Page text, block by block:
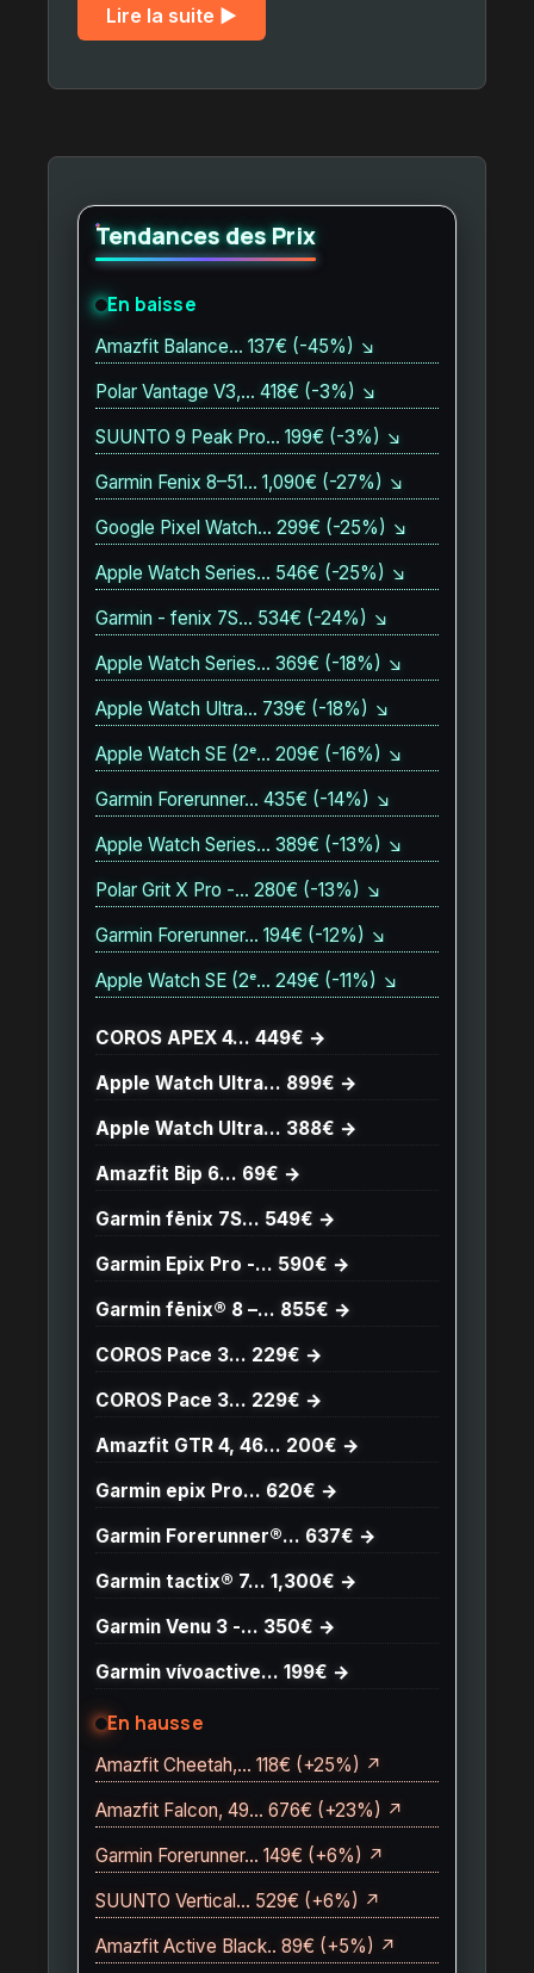
Lire la suite ▶︎
Tendances des Prix
En baisse
Amazfit Balance… 137€ (-45%) ↘
Polar Vantage V3,… 418€ (-3%) ↘
SUUNTO 9 Peak Pro… 199€ (-3%) ↘
Garmin Fenix 8–51… 1,090€ (-27%) ↘
Google Pixel Watch… 299€ (-25%) ↘
Apple Watch Series… 546€ (-25%) ↘
Garmin - fenix 7S… 534€ (-24%) ↘
Apple Watch Series… 369€ (-18%) ↘
Apple Watch Ultra… 739€ (-18%) ↘
Apple Watch SE (2ᵉ… 209€ (-16%) ↘
Garmin Forerunner… 435€ (-14%) ↘
Apple Watch Series… 389€ (-13%) ↘
Polar Grit X Pro -… 280€ (-13%) ↘
Garmin Forerunner… 194€ (-12%) ↘
Apple Watch SE (2ᵉ… 249€ (-11%) ↘
COROS APEX 4… 449€ →
Apple Watch Ultra… 899€ →
Apple Watch Ultra… 388€ →
Amazfit Bip 6… 69€ →
Garmin fēnix 7S… 549€ →
Garmin Epix Pro -… 590€ →
Garmin fēnix® 8 –… 855€ →
COROS Pace 3… 229€ →
COROS Pace 3… 229€ →
Amazfit GTR 4, 46… 200€ →
Garmin epix Pro… 620€ →
Garmin Forerunner®… 637€ →
Garmin tactix® 7… 1,300€ →
Garmin Venu 3 -… 350€ →
Garmin vívoactive… 199€ →
En hausse
Amazfit Cheetah,… 118€ (+25%) ↗
Amazfit Falcon, 49… 676€ (+23%) ↗
Garmin Forerunner… 149€ (+6%) ↗
SUUNTO Vertical… 529€ (+6%) ↗
Amazfit Active Black.. 89€ (+5%) ↗